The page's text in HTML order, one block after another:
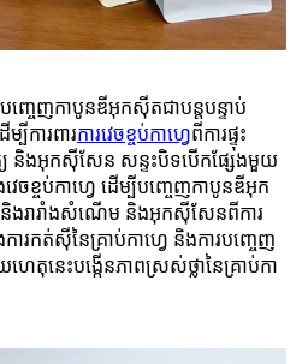
បញ្ចេញកាបូនឌីអុកស៊ីតជាបន្តបន្ទាប់
បីការពារការវេចខ្ចប់កាហ្វេពីការផ្ទុះ
យ និងអុកស៊ីសែន សន្ទះបិទបើកផ្សែងមួយ
េចខ្ចប់កាហ្វេ ដើម្បីបញ្ចេញកាបូនឌីអុក
រារាំងសំណើម និងអុកស៊ីសែនពីការ
កត់សុីនៃគ្រាប់កាហ្វេ និងការបញ្ចេញ
តុនេះបង្កើនភាពស្រស់ថ្លានៃគ្រាប់កា